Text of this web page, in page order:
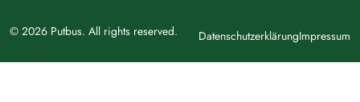
© 2026 Putbus. All rights reserved. DatenschutzerklärungImpressum